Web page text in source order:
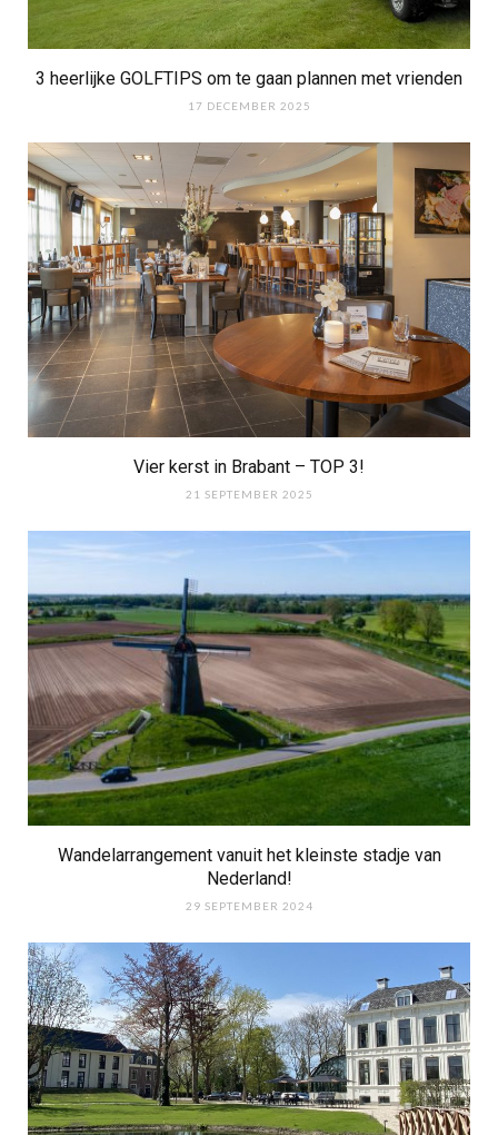
3 heerlijke GOLFTIPS om te gaan plannen met vrienden
17 DECEMBER 2025
Vier kerst in Brabant – TOP 3!
21 SEPTEMBER 2025
Wandelarrangement vanuit het kleinste stadje van
Nederland!
29 SEPTEMBER 2024